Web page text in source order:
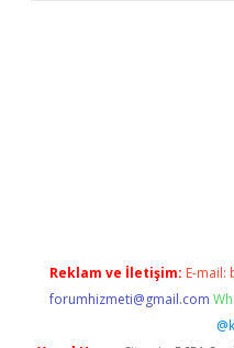
Reklam ve İletişim: E-mail:
forumhizmeti@gmail.com